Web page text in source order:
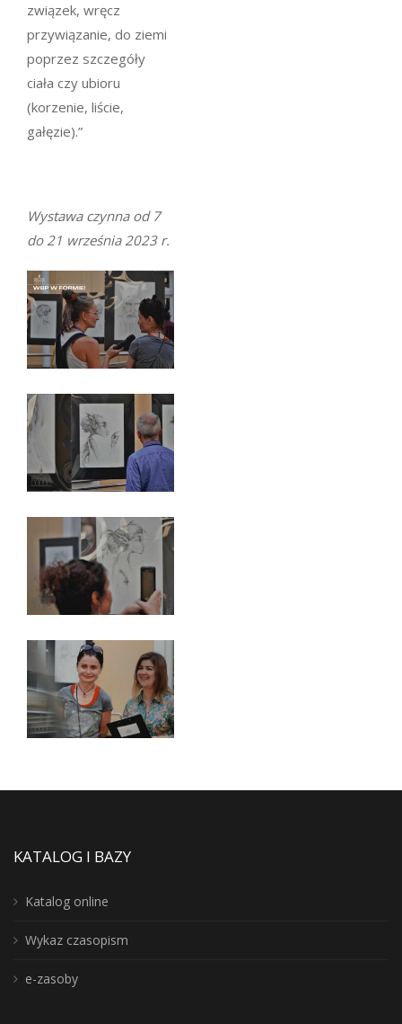
związek, wręcz
przywiązanie, do ziemi
poprzez szczegóły
ciała czy ubioru
(korzenie, liście,
gałęzie).”
Wystawa czynna od 7
do 21 września 2023 r.
KATALOG I BAZY
Katalog online
Wykaz czasopism
e-zasoby